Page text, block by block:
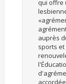
qui offre
auprès
sports et